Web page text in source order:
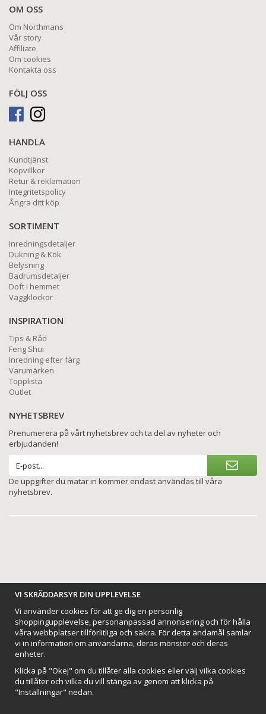
OM OSS
Om Northmans
Vår story
Affiliate
Om cookies
Kontakta oss
FÖLJ OSS
HANDLA
Kundtjänst
Köpvillkor
Retur & reklamation
Integritetspolicy
Ångra ditt köp
SORTIMENT
Inredningsdetaljer
Dukning & Kök
Belysning
Badrumsdetaljer
Doft i hemmet
Väggklockor
INSPIRATION
Tips & Råd
Feng Shui
Inredning efter färg
Varumärken
Topplista
Outlet
NYHETSBREV
Prenumerera på vårt nyhetsbrev och ta del av nyheter och
erbjudanden!
De uppgifter du matar in kommer endast användas till våra
nyhetsbrev.
BETALNINGSALTERNATIV
VI SKICKAR MED
VI SKRÄDDARSYR DIN UPPLEVELSE
Vi använder cookies för att ge dig en personlig
shoppingupplevelse, personanpassad annonsering och för hålla
våra webbplatser tillförlitliga och säkra. För detta ändamål samlar
vi in information om användarna, deras mönster och deras
enheter.
Klicka på "Okej" om du tillåter alla cookies eller välj vilka cookies
du tillåter och vilka du vill stänga av genom att klicka på
"Inställningar" nedan.